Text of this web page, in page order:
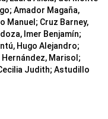
; Amador Magaña,
Manuel ; Cruz Barney,
Imer Benjamín;
Hugo Alejandro;
Marisol ;
Judith; Astudillo